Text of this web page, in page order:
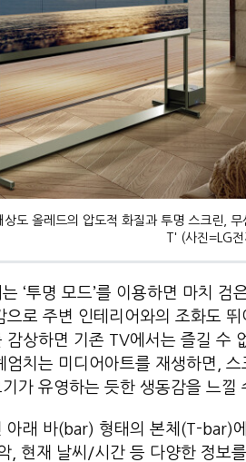
상도 올레드의 압도적 화질과 투명 스크린,
T' (사진=LG전
‘투명 모드’를 이용하면 마치
으로 주변 인테리어와의 조화도
감상하면 기존 TV에서는 즐길 수
엄치는 미디어아트를 재생하면,
가 유영하는 듯한 생동감을 느낄
아래 바(bar) 형태의 본체(T-bar)
, 현재 날씨/시간 등 다양한 정보